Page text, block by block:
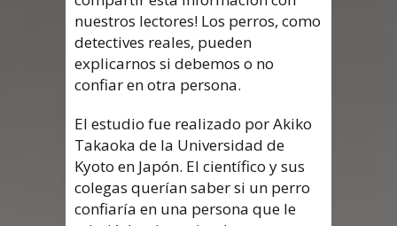
nuestros lectores! Los perros, como
detectives reales, pueden
explicarnos si debemos o no
confiar en otra persona.
El estudio fue realizado por Akiko
Takaoka de la Universidad de
Kyoto en Japón. El científico y sus
colegas querían saber si un perro
confiaría en una persona que le